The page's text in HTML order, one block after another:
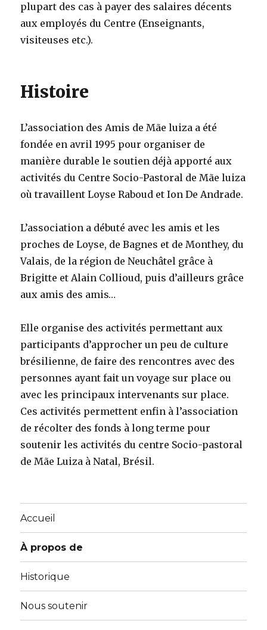
plupart des cas à payer des salaires décents
aux employés du Centre (Enseignants,
visiteuses etc.).
Histoire
L’association des Amis de Mãe luiza a été
fondée en avril 1995 pour organiser de
manière durable le soutien déjà apporté aux
activités du Centre Socio-Pastoral de Mãe luiza
où travaillent Loyse Raboud et Ion De Andrade.
L’association a débuté avec les amis et les
proches de Loyse, de Bagnes et de Monthey, du
Valais, de la région de Neuchâtel grâce à
Brigitte et Alain Collioud, puis d’ailleurs grâce
aux amis des amis…
Elle organise des activités permettant aux
participants d’approcher un peu de culture
brésilienne, de faire des rencontres avec des
personnes ayant fait un voyage sur place ou
avec les principaux intervenants sur place.
Ces activités permettent enfin à l’association
de récolter des fonds à long terme pour
soutenir les activités du centre Socio-pastoral
de Mãe Luiza à Natal, Brésil.
Accueil
À propos de
Historique
Nous soutenir